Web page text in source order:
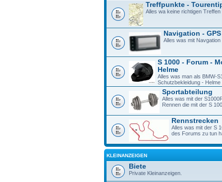
Treffpunkte -
Alles wa keine richtigen Treffen
Navigation - GPS
Alles was mit
S 1000 - Forum -
Helme
Alles was man als BMW-
Schutzbekleidung -
Sportabteilung
Alles was mit der
Rennen die mit der S
Rennstrecken
Alles was mit der S
des Forums zu tun
KLEINANZEIGEN
Biete
Private Kleinanzeigen.